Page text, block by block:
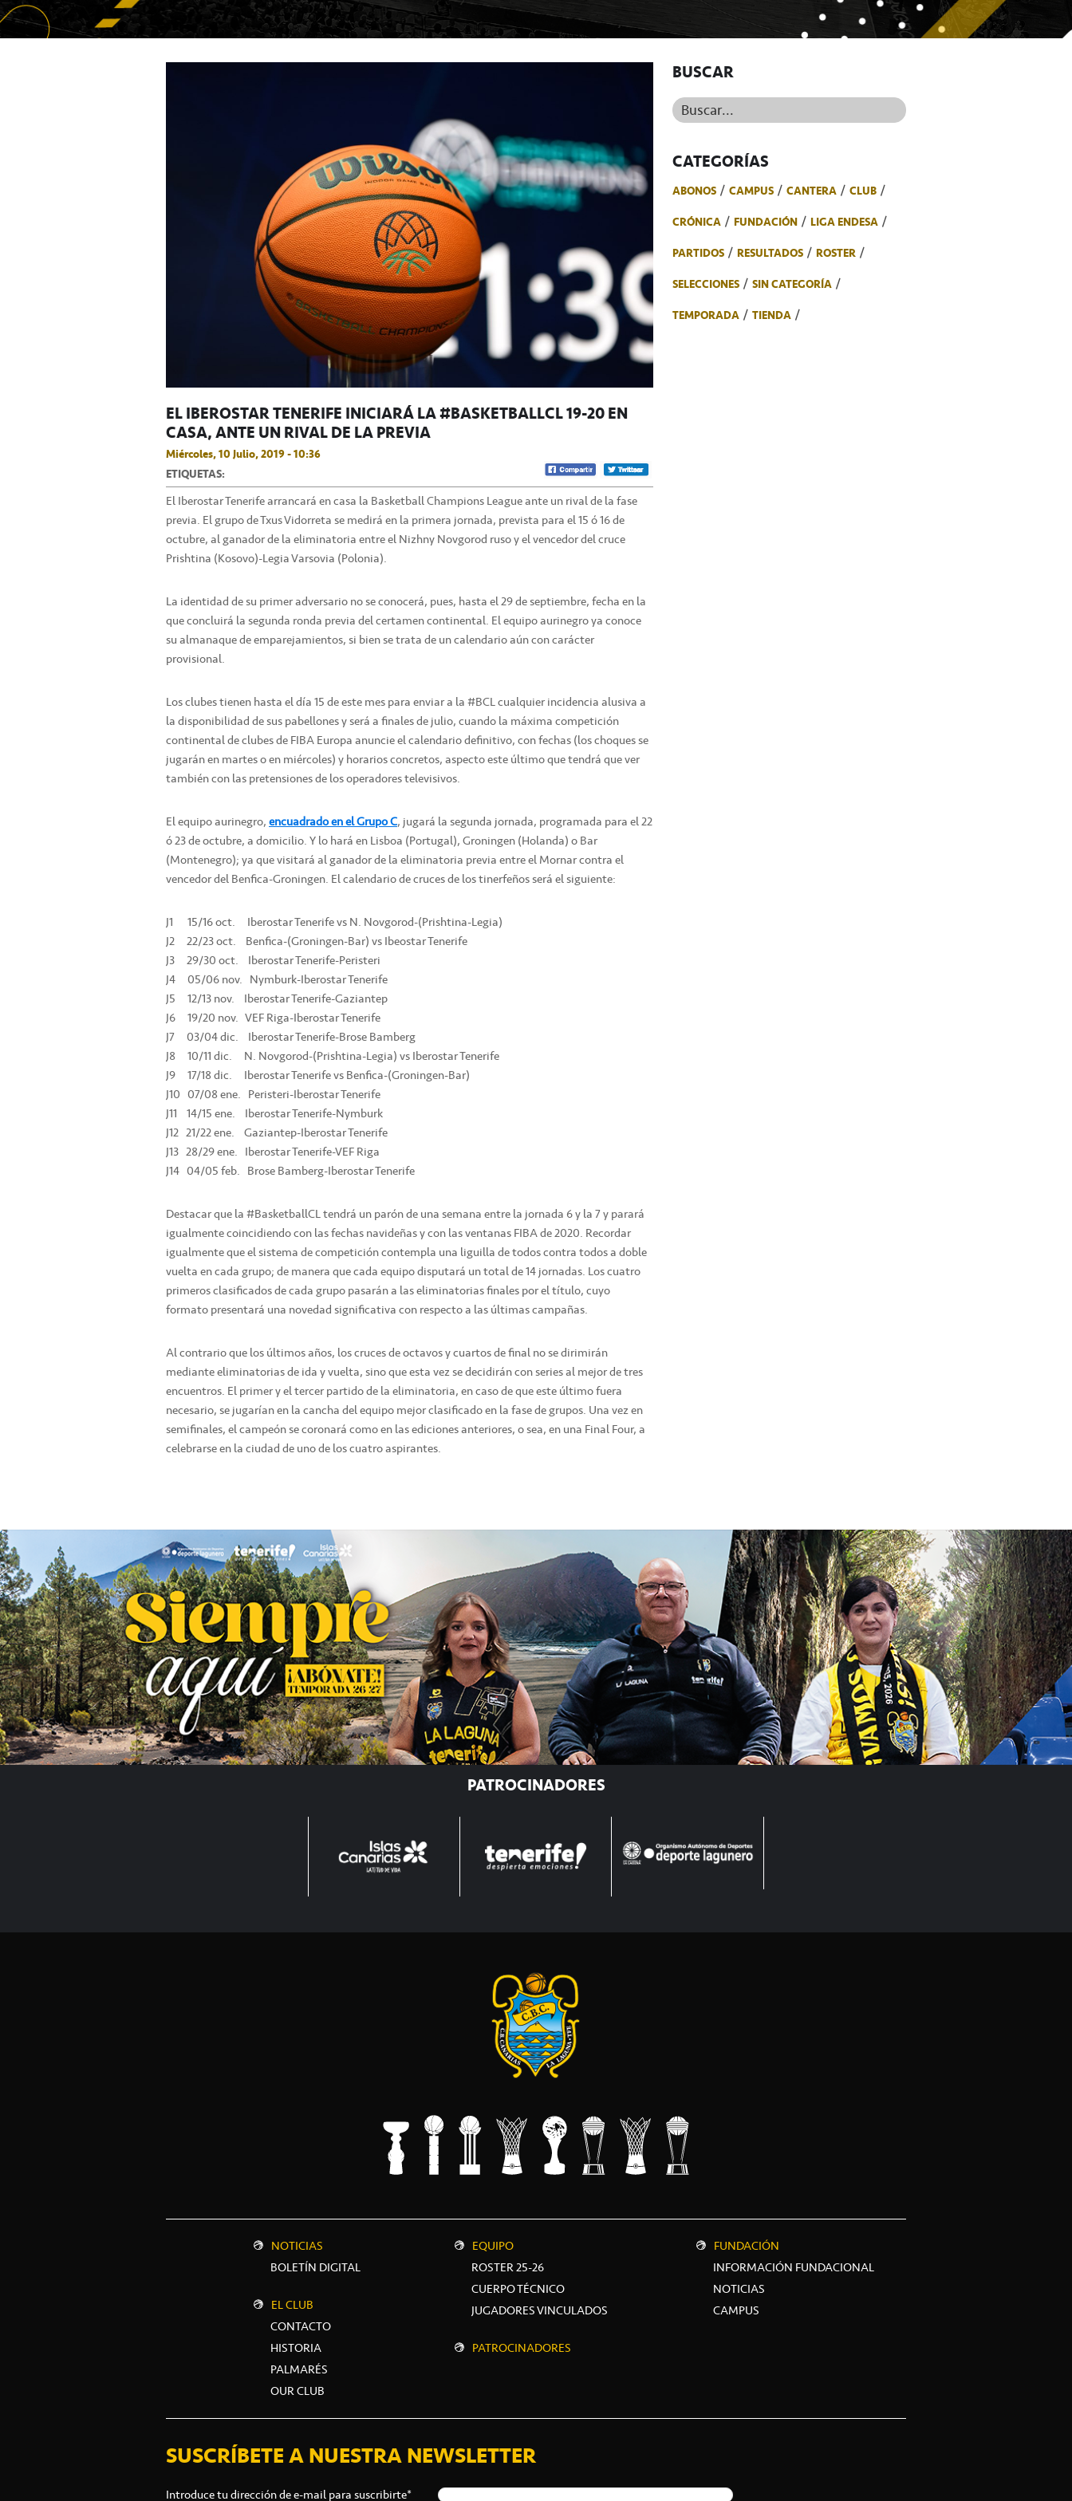
EL IBEROSTAR TENERIFE INICIARÁ LA #BASKETBALLCL 19-20 EN
CASA, ANTE UN RIVAL DE LA PREVIA
Miércoles, 10 Julio, 2019 - 10:36
ETIQUETAS:
El Iberostar Tenerife arrancará en casa la Basketball Champions League ante un rival de la fase
previa. El grupo de Txus Vidorreta se medirá en la primera jornada, prevista para el 15 ó 16 de
octubre, al ganador de la eliminatoria entre el Nizhny Novgorod ruso y el vencedor del cruce
Prishtina (Kosovo)-Legia Varsovia (Polonia).
La identidad de su primer adversario no se conocerá, pues, hasta el 29 de septiembre, fecha en la
que concluirá la segunda ronda previa del certamen continental. El equipo aurinegro ya conoce
su almanaque de emparejamientos, si bien se trata de un calendario aún con carácter
provisional.
Los clubes tienen hasta el día 15 de este mes para enviar a la #BCL cualquier incidencia alusiva a
la disponibilidad de sus pabellones y será a finales de julio, cuando la máxima competición
continental de clubes de FIBA Europa anuncie el calendario definitivo, con fechas (los choques se
jugarán en martes o en miércoles) y horarios concretos, aspecto este último que tendrá que ver
también con las pretensiones de los operadores televisivos.
El equipo aurinegro,encuadrado en el Grupo C, jugará la segunda jornada, programada para el 22
ó 23 de octubre, a domicilio. Y lo hará en Lisboa (Portugal), Groningen (Holanda) o Bar
(Montenegro); ya que visitará al ganador de la eliminatoria previa entre el Mornar contra el
vencedor del Benfica-Groningen. El calendario de cruces de los tinerfeños será el siguiente:
J1 15/16 oct. Iberostar Tenerife vs N. Novgorod-(Prishtina-Legia)
J2 22/23 oct. Benfica-(Groningen-Bar) vs Ibeostar Tenerife
J3 29/30 oct. Iberostar Tenerife-Peristeri
J4 05/06 nov. Nymburk-Iberostar Tenerife
J5 12/13 nov. Iberostar Tenerife-Gaziantep
J6 19/20 nov. VEF Riga-Iberostar Tenerife
J7 03/04 dic. Iberostar Tenerife-Brose Bamberg
J8 10/11 dic. N. Novgorod-(Prishtina-Legia) vs Iberostar Tenerife
J9 17/18 dic. Iberostar Tenerife vs Benfica-(Groningen-Bar)
J10 07/08 ene. Peristeri-Iberostar Tenerife
J11 14/15 ene. Iberostar Tenerife-Nymburk
J12 21/22 ene. Gaziantep-Iberostar Tenerife
J13 28/29 ene. Iberostar Tenerife-VEF Riga
J14 04/05 feb. Brose Bamberg-Iberostar Tenerife
Destacar que la #BasketballCL tendrá un parón de una semana entre la jornada 6 y la 7 y parará
igualmente coincidiendo con las fechas navideñas y con las ventanas FIBA de 2020. Recordar
igualmente que el sistema de competición contempla una liguilla de todos contra todos a doble
vuelta en cada grupo; de manera que cada equipo disputará un total de 14 jornadas. Los cuatro
primeros clasificados de cada grupo pasarán a las eliminatorias finales por el título, cuyo
formato presentará una novedad significativa con respecto a las últimas campañas.
Al contrario que los últimos años, los cruces de octavos y cuartos de final no se dirimirán
mediante eliminatorias de ida y vuelta, sino que esta vez se decidirán con series al mejor de tres
encuentros. El primer y el tercer partido de la eliminatoria, en caso de que este último fuera
necesario, se jugarían en la cancha del equipo mejor clasificado en la fase de grupos. Una vez en
semifinales, el campeón se coronará como en las ediciones anteriores, o sea, en una Final Four, a
celebrarse en la ciudad de uno de los cuatro aspirantes.
BUSCAR
Buscar...
CATEGORÍAS
ABONOS CAMPUS CANTERA
CLUB
CRÓNICA
FUNDACIÓN
LIGA ENDESA
PARTIDOS
RESULTADOS
ROSTER
SELECCIONES
SIN CATEGORÍA
TEMPORADA
TIENDA
PATROCINADORES
NOTICIAS
BOLETÍN DIGITAL
EL CLUB
CONTACTO
HISTORIA
PALMARÉS
OUR CLUB
EQUIPO
ROSTER 25-26
CUERPO TÉCNICO
JUGADORES VINCULADOS
PATROCINADORES
FUNDACIÓN
INFORMACIÓN FUNDACIONAL
NOTICIAS
CAMPUS
SUSCRÍBETE A NUESTRA NEWSLETTER
Introduce tu dirección de e-mail para suscribirte*